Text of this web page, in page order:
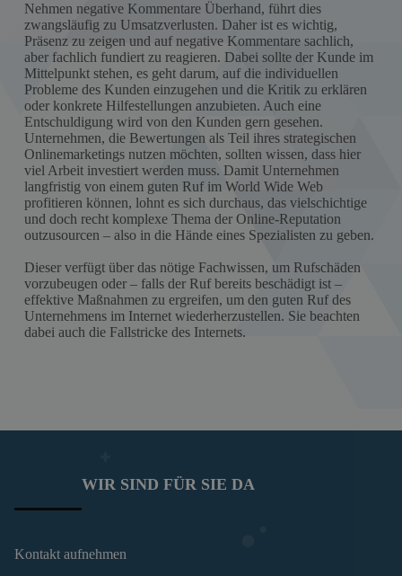
Nehmen negative Kommentare Überhand, führt dies
zwangsläufig zu Umsatzverlusten. Daher ist es wichtig,
Präsenz zu zeigen und auf negative Kommentare sachlich,
aber fachlich fundiert zu reagieren. Dabei sollte der Kunde im
Mittelpunkt stehen, es geht darum, auf die individuellen
Probleme des Kunden einzugehen und die Kritik zu erklären
oder konkrete Hilfestellungen anzubieten. Auch eine
Entschuldigung wird von den Kunden gern gesehen.
Unternehmen, die Bewertungen als Teil ihres strategischen
Onlinemarketings nutzen möchten, sollten wissen, dass hier
viel Arbeit investiert werden muss. Damit Unternehmen
langfristig von einem guten Ruf im World Wide Web
profitieren können, lohnt es sich durchaus, das vielschichtige
und doch recht komplexe Thema der Online-Reputation
outzusourcen – also in die Hände eines Spezialisten zu geben.
Dieser verfügt über das nötige Fachwissen, um Rufschäden
vorzubeugen oder – falls der Ruf bereits beschädigt ist –
effektive Maßnahmen zu ergreifen, um den guten Ruf des
Unternehmens im Internet wiederherzustellen. Sie beachten
dabei auch die Fallstricke des Internets.
WIR SIND FÜR SIE DA
Kontakt aufnehmen